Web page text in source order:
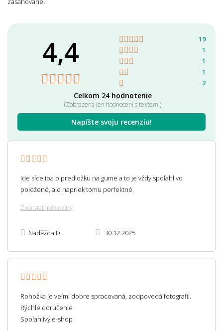
4,4
Celkom 24 hodnotenie
(Zobrazena jen hodnocení s textem.)
Napíšte svoju recenziu!
19
1
1
1
2
Ide síce iba o predložku na gume a to je vždy spoľahlivo
položené, ale napriek tomu perfektné.
Zobraziť pôvodný
Naděžda D 30.12.2025
Rohožka je veľmi dobre spracovaná, zodpovedá fotografii.
Rýchle doručenie
Spoľahlivý e-shop